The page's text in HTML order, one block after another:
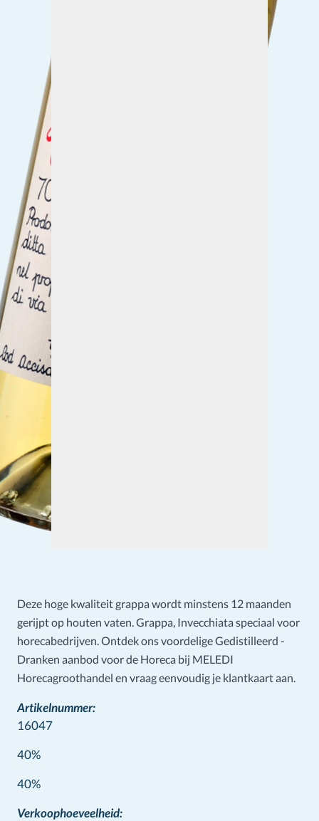
Deze hoge kwaliteit grappa wordt minstens 12 maanden
gerijpt op houten vaten. Grappa, Invecchiata speciaal voor
horecabedrijven. Ontdek ons voordelige Gedistilleerd -
Dranken aanbod voor de Horeca bij MELEDI
Horecagroothandel en vraag eenvoudig je klantkaart aan.
Artikelnummer:
16047
40%
Wine info
40%
Verkoophoeveelheid: